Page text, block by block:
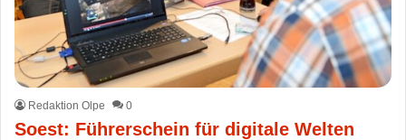
Redaktion Olpe 0
Soest: Führerschein für digitale Welten